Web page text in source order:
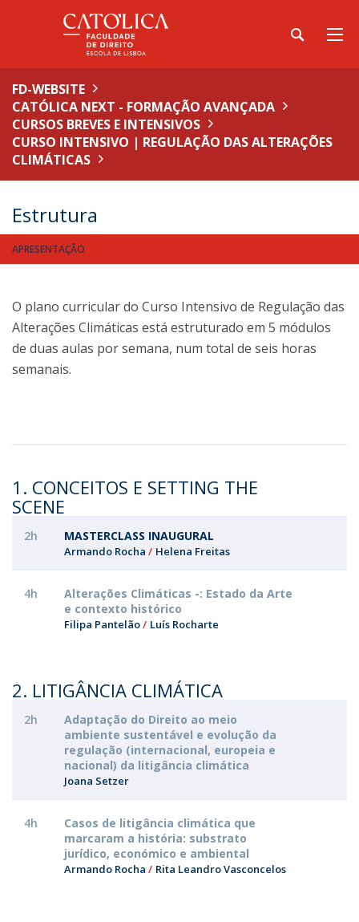
FD-WEBSITE
CATÓLICA NEXT - FORMAÇÃO AVANÇADA
CURSOS BREVES E INTENSIVOS
CURSO INTENSIVO | REGULAÇÃO DAS ALTERAÇÕES
CLIMÁTICAS
Estrutura
APRESENTAÇÃO
O plano curricular do Curso Intensivo de Regulação das
Alterações Climáticas está estruturado em 5 módulos
de duas aulas por semana, num total de seis horas
semanais.
1. CONCEITOS E SETTING THE
SCENE
2h MASTERCLASS INAUGURAL
Armando Rocha Helena Freitas
4h
Alterações Climáticas -: Estado da Arte
e contexto histórico
Filipa Pantelão Luís Rocharte
2. LITIGÂNCIA CLIMÁTICA
2h
Adaptação do Direito ao meio
ambiente sustentável e evolução da
regulação (internacional, europeia e
nacional) da litigância climática
Joana Setzer
4h
Casos de litigância climática que
marcaram a história: substrato
jurídico, económico e ambiental
Armando Rocha Rita Leandro Vasconcelos